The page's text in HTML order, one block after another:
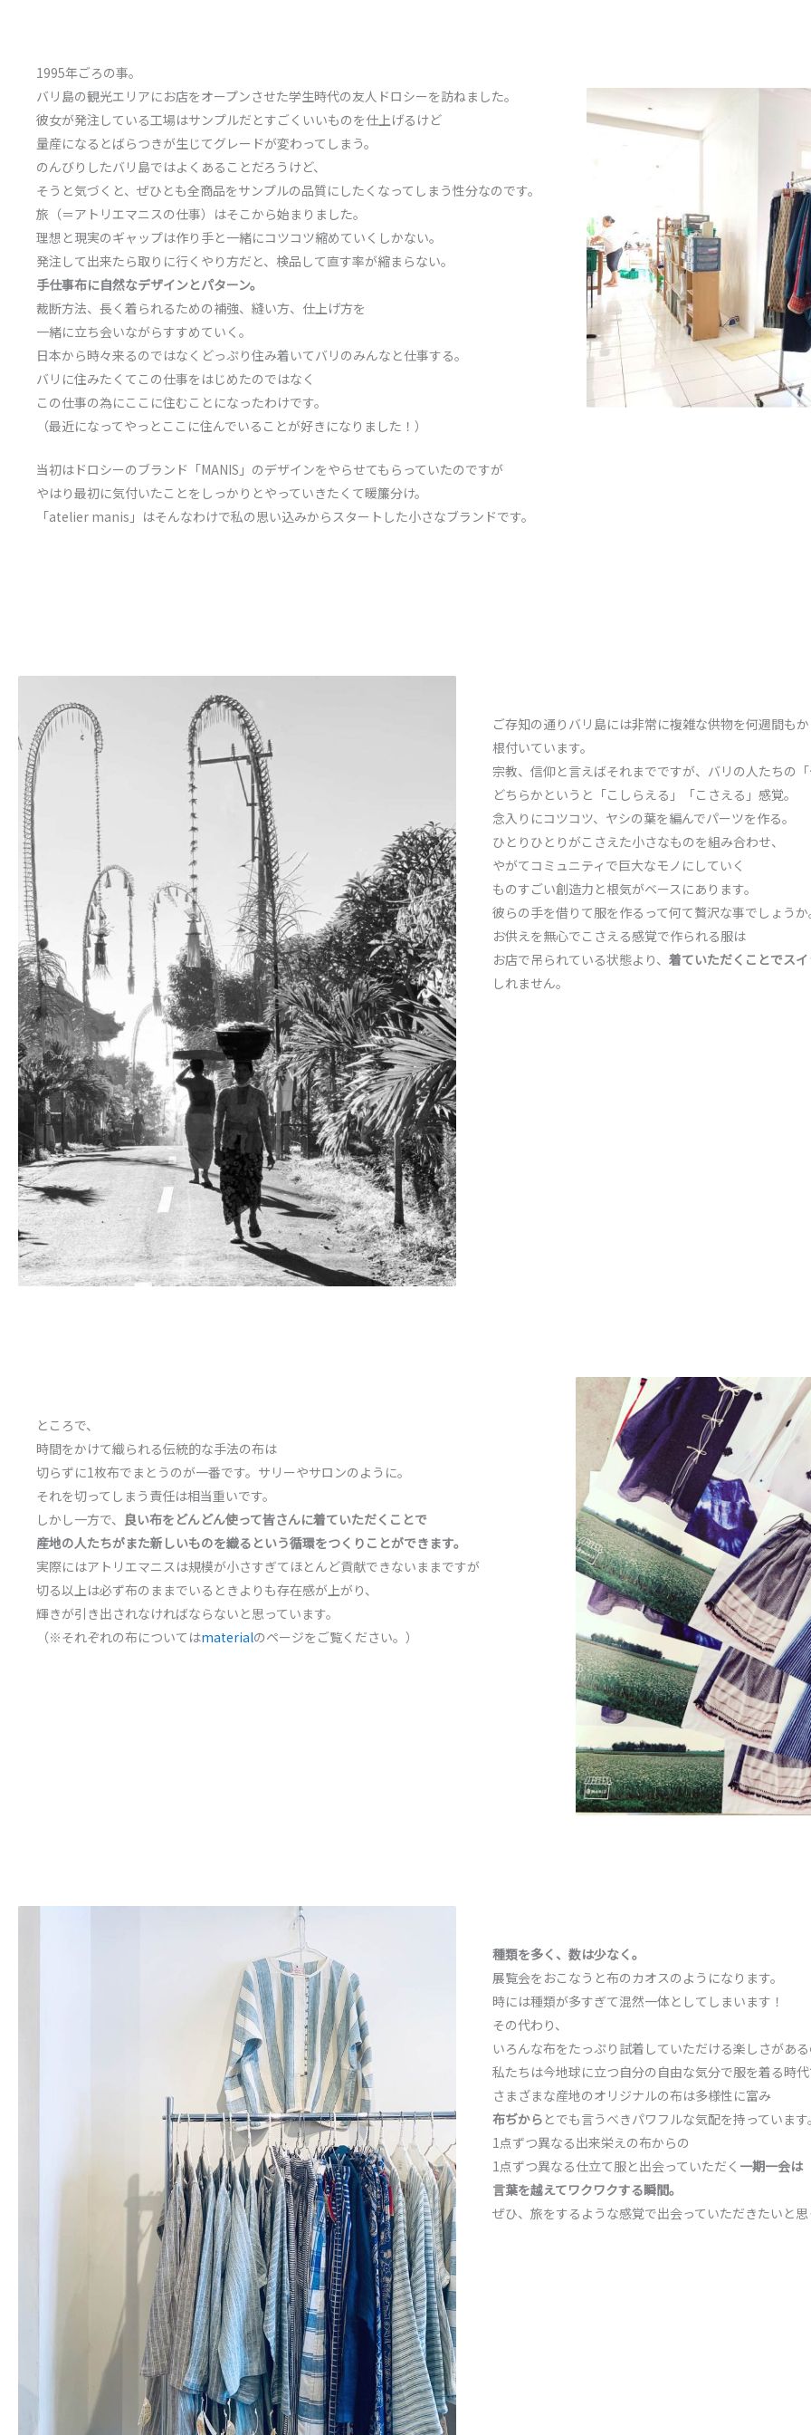
1995年ごろの事。
バリ島の観光エリアにお店をオープンさせた学生時代の友人ドロシーを訪ねました。
彼女が発注している工場はサンプルだとすごくいいものを仕上げるけど
量産になるとばらつきが生じてグレードが変わってしまう。
のんびりしたバリ島ではよくあることだろうけど、
そうと気づくと、ぜひとも全商品をサンプルの品質にしたくなってしまう性分なのです。
旅（＝アトリエマニスの仕事）はそこから始まりました。
理想と現実のギャップは作り手と一緒にコツコツ縮めていくしかない。
発注して出来たら取りに行くやり方だと、検品して直す率が縮まらない。
手仕事布に自然なデザインとパターン。
裁断方法、長く着られるための補強、縫い方、仕上げ方を
一緒に立ち会いながらすすめていく。
日本から時々来るのではなくどっぷり住み着いてバリのみんなと仕事する。
バリに住みたくてこの仕事をはじめたのではなく
この仕事の為にここに住むことになったわけです。
（最近になってやっとここに住んでいることが好きになりました！）
当初はドロシーのブランド「MANIS」のデザインをやらせてもらっていたのですが
やはり最初に気付いたことをしっかりとやっていきたくて暖簾分け。
「atelier manis」はそんなわけで私の思い込みからスタートした小さなブランドです。
ご存知の通りバリ島には非常に複雑な供物を何週間も
根付いています。
宗教、信仰と言えばそれまでですが、バリの人たちの
どちらかというと「こしらえる」「こさえる」感覚。
念入りにコツコツ、ヤシの葉を編んでパーツを作る。
ひとりひとりがこさえた小さなものを組み合わせ、
やがてコミュニティで巨大なモノにしていく
ものすごい創造力と根気がベースにあります。
彼らの手を借りて服を作るって何て贅沢な事でしょうか
お供えを無心でこさえる感覚で作られる服は
お店で吊られている状態より、 着ていただくことでス
しれません。
ところで、
時間をかけて織られる伝統的な手法の布は
切らずに1枚布でまとうのが一番です。サリーやサロンのように。
それを切ってしまう責任は相当重いです。
しかし一方で、 良い布をどんどん使って皆さんに着ていただくことで
産地の人たちがまた新しいものを織るという循環をつくりことができます。
実際にはアトリエマニスは規模が小さすぎてほとんど貢献できないままですが
切る以上は必ず布のままでいるときよりも存在感が上がり、
輝きが引き出されなければならないと思っています。
（※それぞれの布についてはmaterialのページをご覧ください。）
種類を多く、数は少なく。
展覧会をおこなうと布のカオスのようになります。
時には種類が多すぎて混然一体としてしまいます！
その代わり、
いろんな布をたっぷり試着していただける楽しさがある
私たちは今地球に立つ自分の自由な気分で服を着る時代
さまざまな産地のオリジナルの布は多様性に富み
布ぢから とでも言うべきパワフルな気配を持っています。
1点ずつ異なる出来栄えの布からの
1点ずつ異なる仕立て服と出会っていただく 一期一会は
言葉を越えてワクワクする瞬間。
ぜひ、旅をするような感覚で出会っていただきたいと思